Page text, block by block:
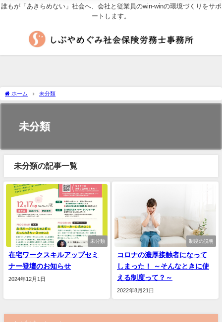
誰もが「あきらめない」社会へ、会社と従業員のwin-winの環境づくりをサポ
ートします。
ホーム 未分類
未分類
未分類の記事一覧
未分類
在宅ワークスキルアップセミ
ナー登壇のお知らせ
2024年12月1日
制度の説明
コロナの濃厚接触者になって
しまった！ ～そんなときに使
える制度って？～
2022年8月21日